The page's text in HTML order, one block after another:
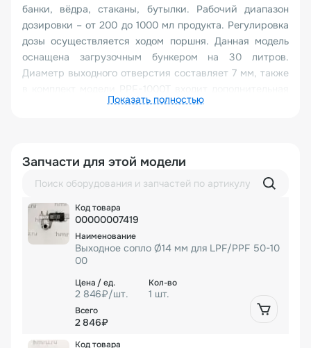
банки, вёдра, стаканы, бутылки. Рабочий диапазон
дозировки – от 200 до 1000 мл продукта. Регулировка
дозы осуществляется ходом поршня. Данная модель
оснащена загрузочным бункером на 30 литров.
Диаметр выходного отверстия составляет 7 мм, также
в комплект модели PPF-1000T входит дополнительная
насадка диаметром 14 мм. Для работы с дозатором
ресивера ≥ 50 л. Оборудование полностью
изготовлено из нержавеющей стали.
Особенности:
высокая точность дозировки
простота регулировки дозы
настольный вариант исполнения
большой диапазон дозирования
изготовлен из нержавеющей стали
Показать полностью
Запчасти для этой модели
00000007419
Выходное сопло Ø14 мм для LPF/PPF 50-10
00
2 846₽/шт. 1 шт.
2 846₽